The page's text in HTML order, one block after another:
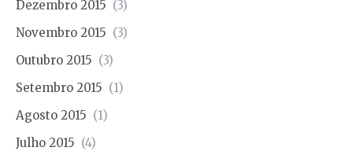
Dezembro 2015 (3)
Novembro 2015 (3)
Outubro 2015 (3)
Setembro 2015 (1)
Agosto 2015 (1)
Julho 2015 (4)